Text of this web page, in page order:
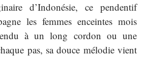
d’Indonésie, ce pendentif
les femmes enceintes mois
à un long cordon ou une
pas, sa douce mélodie vient